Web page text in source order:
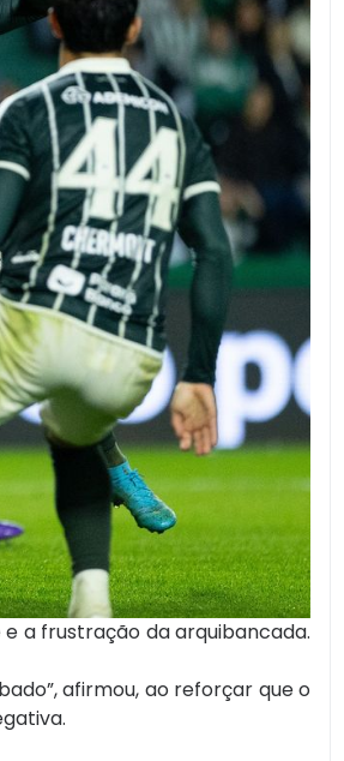
a frustração da arquibancada.
afirmou, ao reforçar que o